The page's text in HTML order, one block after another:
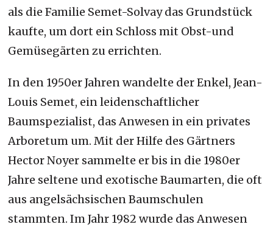
als die Familie Semet-Solvay das Grundstück
kaufte, um dort ein Schloss mit Obst-und
Gemüsegärten zu errichten.
In den 1950er Jahren wandelte der Enkel, Jean-
Louis Semet, ein leidenschaftlicher
Baumspezialist, das Anwesen in ein privates
Arboretum um. Mit der Hilfe des Gärtners
Hector Noyer sammelte er bis in die 1980er
Jahre seltene und exotische Baumarten, die oft
aus angelsächsischen Baumschulen
stammten. Im Jahr 1982 wurde das Anwesen